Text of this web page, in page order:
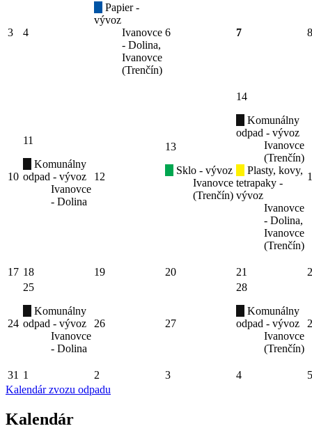
3 4
Papier -
vývoz
Ivanovce
- Dolina,
Ivanovce
(Trenčín)
6 7 8
10
11
Komunálny
odpad - vývoz
Ivanovce
- Dolina
12
13
Sklo - vývoz
Ivanovce
(Trenčín)
14
Komunálny
odpad - vývoz
Ivanovce
(Trenčín)
Plasty, kovy,
tetrapaky -
vývoz
Ivanovce
- Dolina,
Ivanovce
(Trenčín)
17 18 19 20 21
24
25
Komunálny
odpad - vývoz
Ivanovce
- Dolina
26 27
28
Komunálny
odpad - vývoz
Ivanovce
(Trenčín)
31 1 2 3 4
5
Kalendár zvozu odpadu
Kalendár